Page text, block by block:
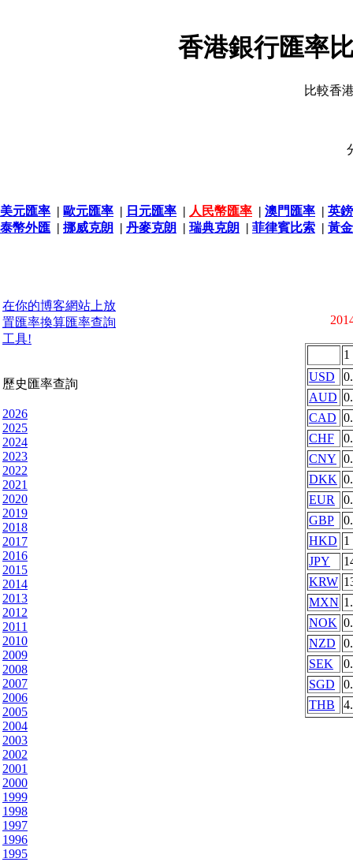
香港銀行匯率
比較香
美元匯率 | 歐元匯率 | 日元匯率 | 人民幣匯率 | 澳門匯率 | 英
泰幣外匯 | 挪威克朗 | 丹麥克朗 | 瑞典克朗 | 菲律賓比索 | 黃
在你的博客網站上放
置匯率換算匯率查詢
工具!
歷史匯率查詢
2026
2025
2024
2023
2022
2021
2020
2019
2018
2017
2016
2015
2014
2013
2012
2011
2010
2009
2008
2007
2006
2005
2004
2003
2002
2001
2000
1999
1998
1997
1996
1995
1
USD
AUD
CAD
CHF
CNY
DKK
EUR
GBP
HKD 1
JPY
KRW
MXN
NOK
NZD
SEK
SGD
THB